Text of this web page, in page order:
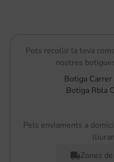
Pots recollir la teva
nostres
Botiga
Botiga Rbla
Pels enviaments a
Zones